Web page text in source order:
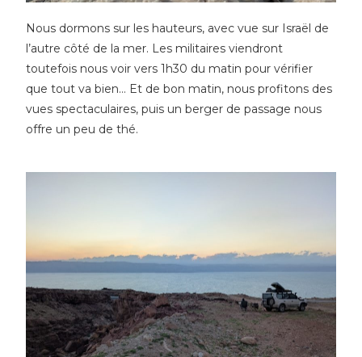
Nous dormons sur les hauteurs, avec vue sur Israël de
l’autre côté de la mer. Les militaires viendront
toutefois nous voir vers 1h30 du matin pour vérifier
que tout va bien… Et de bon matin, nous profitons des
vues spectaculaires, puis un berger de passage nous
offre un peu de thé.